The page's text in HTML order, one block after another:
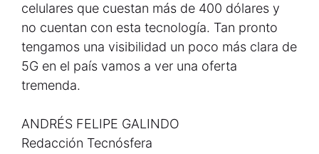
celulares que cuestan más de 400 dólares y
no cuentan con esta tecnología. Tan pronto
tengamos una visibilidad un poco más clara de
5G en el país vamos a ver una oferta
tremenda.
ANDRÉS FELIPE GALINDO
Redacción Tecnósfera